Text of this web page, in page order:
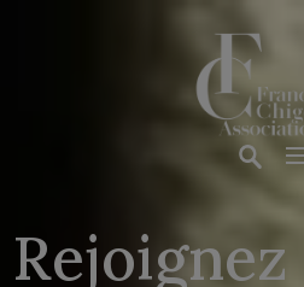
Rejoignez